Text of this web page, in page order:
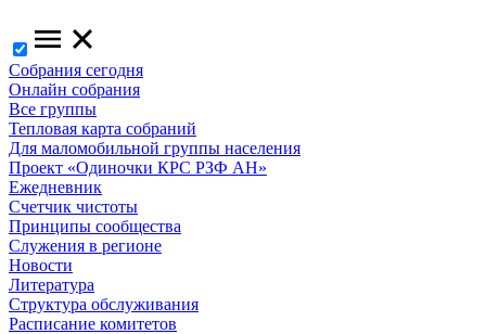
Собрания сегодня
Онлайн собрания
Все группы
Тепловая карта собраний
Для маломобильной группы населения
Проект «Одиночки КРС РЗФ АН»
Ежедневник
Счетчик чистоты
Принципы сообщества
Служения в регионе
Новости
Литература
Структура обслуживания
Расписание комитетов